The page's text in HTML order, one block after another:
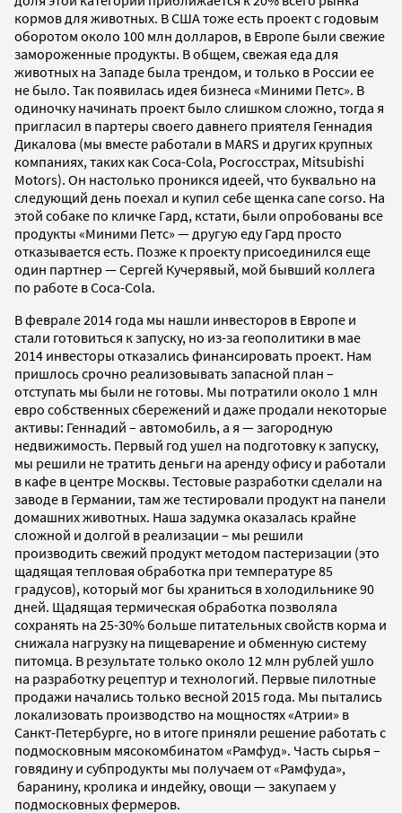
кормов для животных. В США тоже есть проект с годовым
оборотом около 100 млн долларов, в Европе были свежие
замороженные продукты. В общем, свежая еда для
животных на Западе была трендом, и только в России ее
не было. Так появилась идея бизнеса «Миними Петс». В
одиночку начинать проект было слишком сложно, тогда я
пригласил в партеры своего давнего приятеля Геннадия
Дикалова (мы вместе работали в MARS и других крупных
компаниях, таких как Coca-Cola, Росгосстрах, Mitsubishi
Motors). Он настолько проникся идеей, что буквально на
следующий день поехал и купил себе щенка cane corso. На
этой собаке по кличке Гард, кстати, были опробованы все
продукты «Миними Петс» — другую еду Гард просто
отказывается есть. Позже к проекту присоединился еще
один партнер — Сергей Кучерявый, мой бывший коллега
по работе в Coca-Cola.
В феврале 2014 года мы нашли инвесторов в Европе и
стали готовиться к запуску, но из-за геополитики в мае
2014 инвесторы отказались финансировать проект. Нам
пришлось срочно реализовывать запасной план –
отступать мы были не готовы. Мы потратили около 1 млн
евро собственных сбережений и даже продали некоторые
активы: Геннадий – автомобиль, а я — загородную
недвижимость. Первый год ушел на подготовку к запуску,
мы решили не тратить деньги на аренду офису и работали
в кафе в центре Москвы. Тестовые разработки сделали на
заводе в Германии, там же тестировали продукт на панели
домашних животных. Наша задумка оказалась крайне
сложной и долгой в реализации – мы решили
производить свежий продукт методом пастеризации (это
щадящая тепловая обработка при температуре 85
градусов), который мог бы храниться в холодильнике 90
дней. Щадящая термическая обработка позволяла
сохранять на 25-30% больше питательных свойств корма и
снижала нагрузку на пищеварение и обменную систему
питомца. В результате только около 12 млн рублей ушло
на разработку рецептур и технологий. Первые пилотные
продажи начались только весной 2015 года. Мы пытались
локализовать производство на мощностях «Атрии» в
Санкт-Петербурге, но в итоге приняли решение работать с
подмосковным мясокомбинатом «Рамфуд». Часть сырья –
говядину и субпродукты мы получаем от «Рамфуда»,
баранину, кролика и индейку, овощи — закупаем у
подмосковных фермеров.